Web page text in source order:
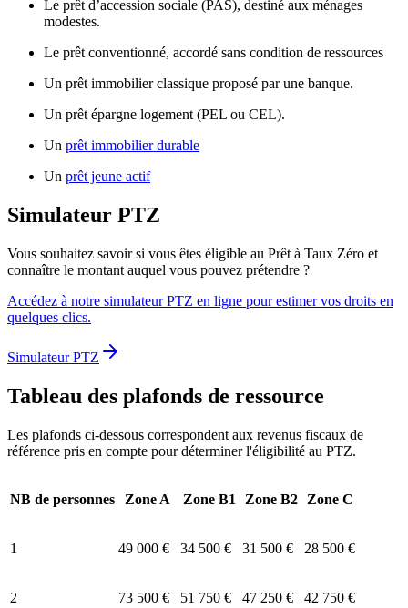
Le prêt d’accession sociale (PAS), destiné aux ménages
modestes.
Le prêt conventionné, accordé sans condition de ressources
Un prêt immobilier classique proposé par une banque.
Un prêt épargne logement (PEL ou CEL).
Un prêt immobilier durable
Un prêt jeune actif
Simulateur PTZ
Vous souhaitez savoir si vous êtes éligible au Prêt à Taux Zéro et
connaître le montant auquel vous pouvez prétendre ?
Accédez à notre simulateur PTZ en ligne pour estimer vos droits en
quelques clics.
Simulateur PTZ
Tableau des plafonds de ressource
Les plafonds ci-dessous correspondent aux revenus fiscaux de
référence pris en compte pour déterminer l'éligibilité au PTZ.
NB de personnes Zone A Zone B1 Zone B2 Zone C
1 49 000 € 34 500 € 31 500 € 28 500 €
2 73 500 € 51 750 € 47 250 € 42 750 €